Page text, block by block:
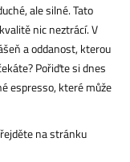
ale silné. Tato
nic neztrácí. V
a oddanost, kterou
Pořiďte si dnes
espresso, které může
na stránku